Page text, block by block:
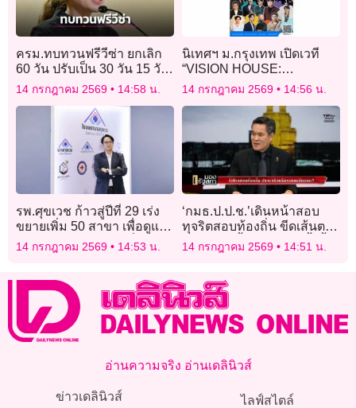
ครม.ทบทวนฟรีวีซ่า ยกเลิก
60 วัน ปรับเป็น 30 วัน 15 วัน
แยกสิทธิรายประเทศ
14 กรกฎาคม 2569 14:58 น.
นิเทศฯ ม.กรุงเทพ เปิดเวที
“VISION HOUSE:
CREATIVE SPARK”
ถอดรหัสอนาคต Human
Creativity x AI
14 กรกฎาคม 2569 14:56 น.
รพ.ศุขเวช ก้าวสู่ปีที่ 29 เร่ง
ขยายเพิ่ม 50 สาขา เพื่อดูแลผู้
สูงอายุ รองรับตลาดเพื่อ
สุขภาพแบบครบวงจร
14 กรกฎาคม 2569 14:53 น.
‘กมธ.ป.ป.ช.’เดินหน้าสอบ
ทุจริตสอบท้องถิ่น ขีดเส้นตาย
เรียก’สถ.’ชี้แจงสัปดาห์นี้ จี้
เอาผิดผู้เกี่ยวข้องกว่า6,000
14 กรกฎาคม 2569 14:51 น.
อ่านความจริง อ่านเดลินิวส์
ข่าวเดลินิวส์ ไลฟ์สไตล์